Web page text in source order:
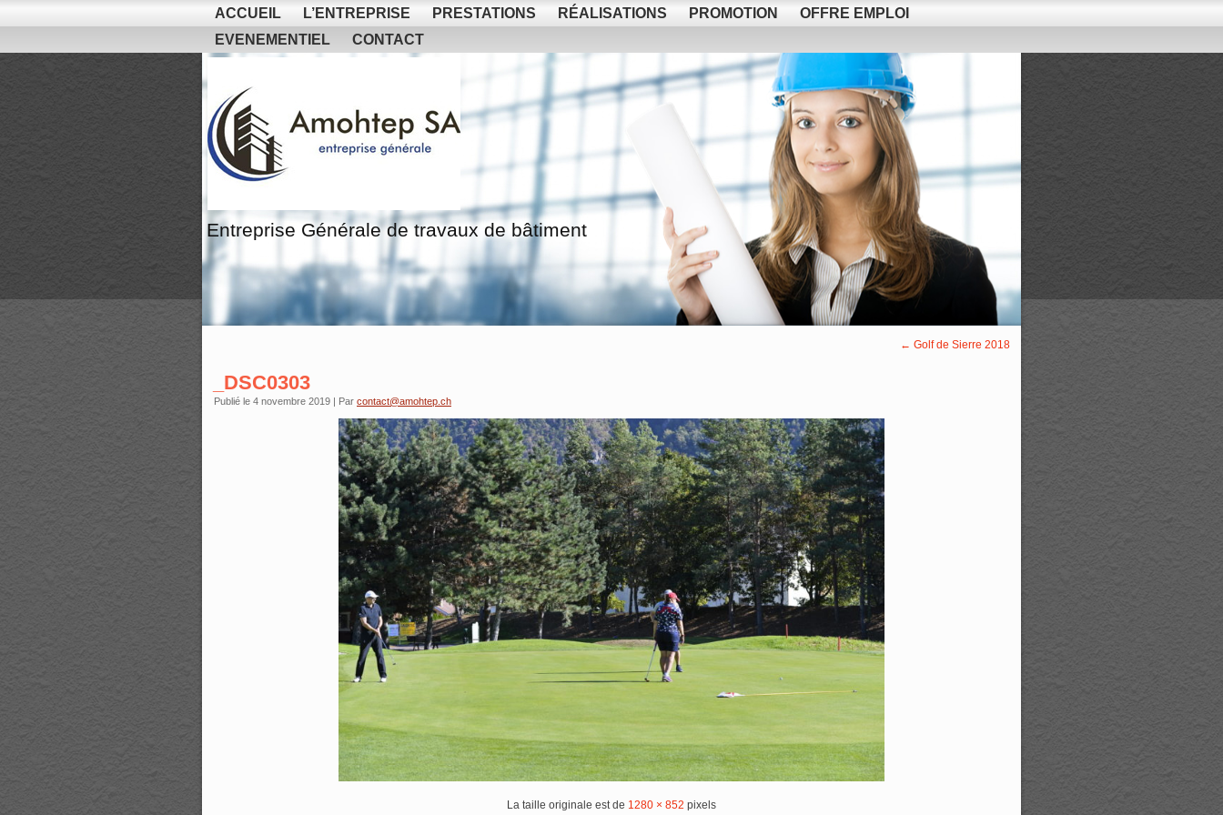
ACCUEIL L’ENTREPRISE PRESTATIONS RÉALISATIONS PROMOTION
OFFRE EMPLOI
EVENEMENTIEL
CONTACT
Entreprise Générale de travaux de bâtiment
← Golf de Sierre 2018
_DSC0303
Publié le 4 novembre 2019 | Par contact@amohtep.ch
La taille originale est de 1280 × 852 pixels